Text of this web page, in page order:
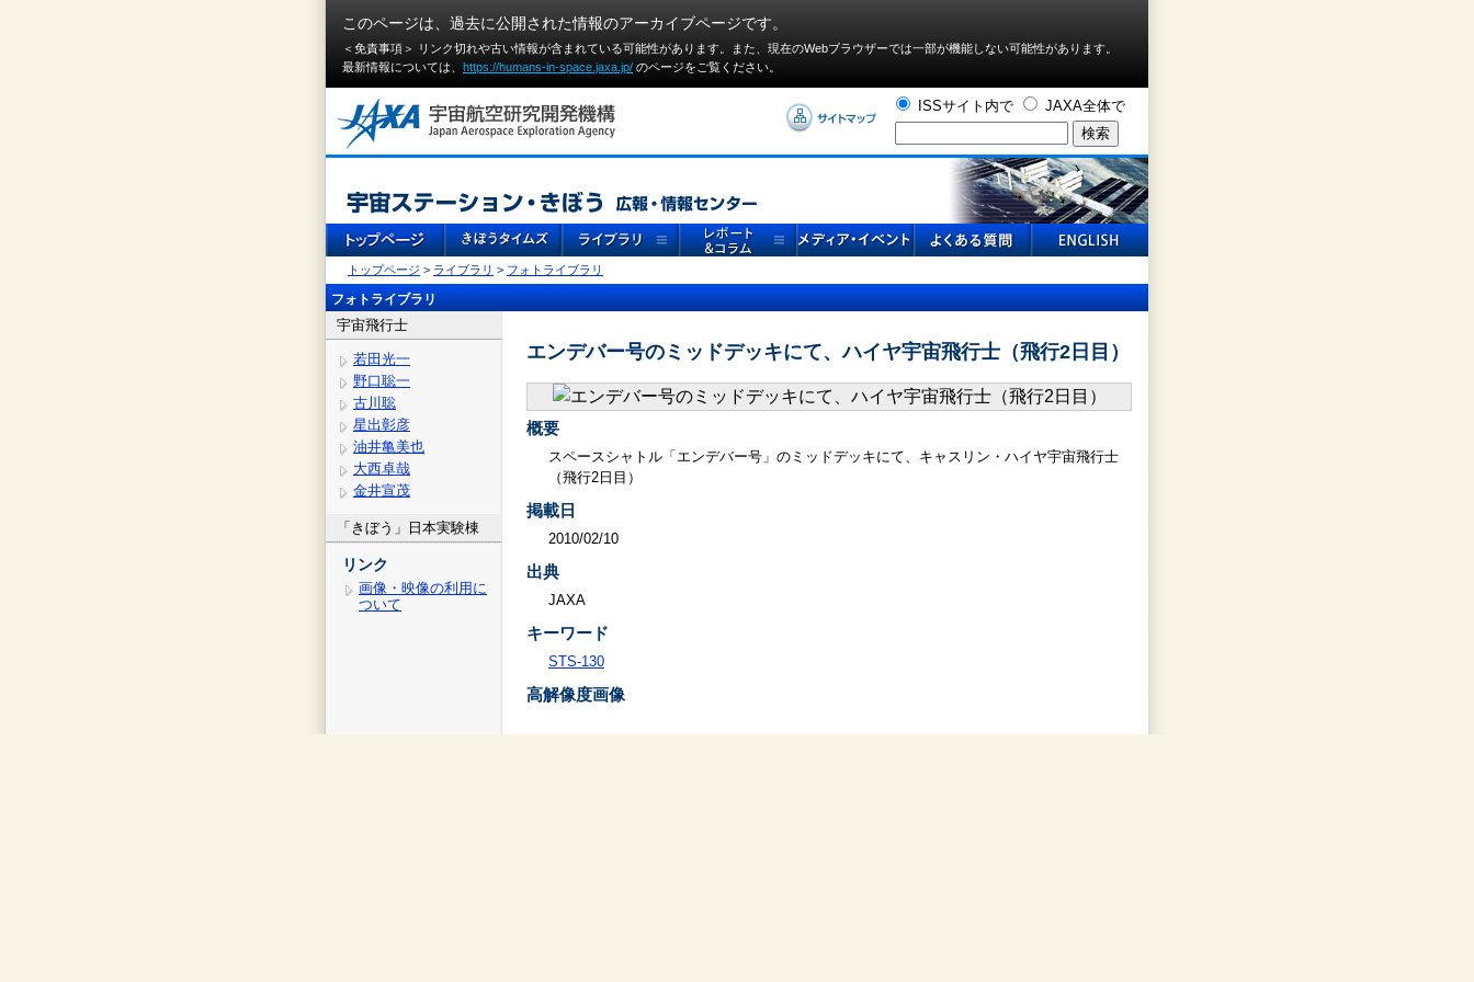
このページは、過去に公開された情報のアーカイブページです。
＜免責事項＞ リンク切れや古い情報が含まれている可能性があります。また、現在のWebブラウザーでは⼀部が機能しない可能性があります。
最新情報については、 https://humans-in-space.jaxa.jp/ のページをご覧ください。
ISSサイト内で JAXA全体で
トップページ > ライブラリ > フォトライブラリ
フォトライブラリ
宇宙飛行士
若田光一
野口聡一
古川聡
星出彰彦
油井亀美也
大西卓哉
金井宣茂
「きぼう」日本実験棟
リンク
画像・映像の利用に
ついて
エンデバー号のミッドデッキにて、ハイヤ宇宙飛行士（飛行2日目）
概要
スペースシャトル「エンデバー号」のミッドデッキにて、キャスリン・ハイヤ宇宙飛行士
（飛行2日目）
掲載日
2010/02/10
出典
JAXA
キーワード
STS-130
高解像度画像